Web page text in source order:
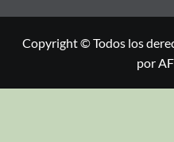
Copyright © Todos los
por